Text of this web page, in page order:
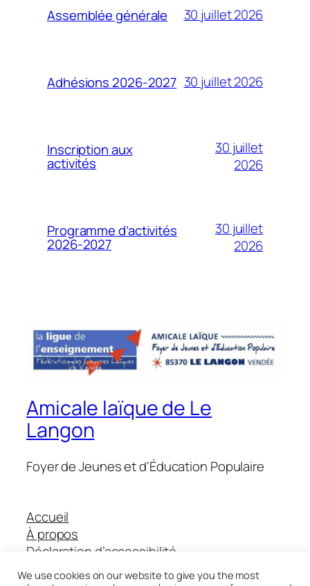
Assemblée générale 30 juillet 2026
Adhésions 2026-2027 30 juillet 2026
Inscription aux
activités
30 juillet
2026
Programme d’activités
2026-2027
30 juillet
2026
Amicale laïque de Le
Langon
Foyer de Jeunes et d'Éducation Populaire
Accueil
À propos
Déclaration d’accessibilité
Boutique Helloasso
We use cookies on our website to give you the most